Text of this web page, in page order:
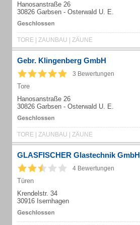
Hanosanstraße 26
30826 Garbsen - Osterwald U. E.
TORE | ZAUNBAU | ZÄUNE
Gebr. Klingenberg GmbH
3 Bewertungen
Tore
Hanosanstraße 26
30826 Garbsen - Osterwald U. E.
TORE | ZAUNBAU | ZÄUNE
GLASFISCHER Glastechnik GmbH
4 Bewertungen
Türen
Krendelstr. 34
30916 Isernhagen